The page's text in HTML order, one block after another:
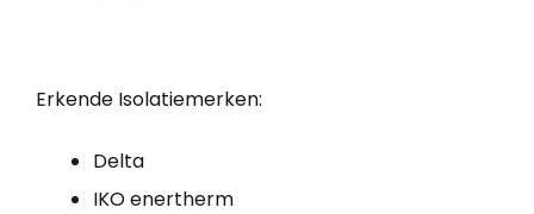
Erkende Isolatiemerken:
Delta
IKO enertherm